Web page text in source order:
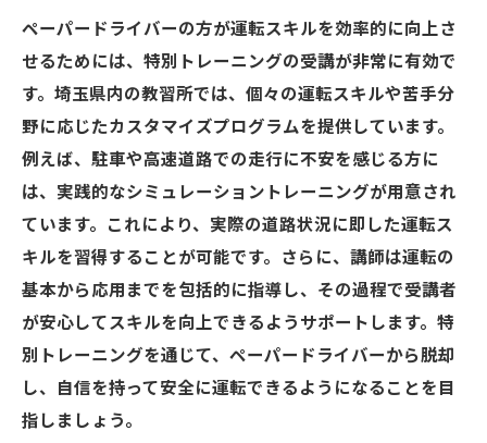
ペーパードライバーの方が運転スキルを効率的に向上さ
せるためには、特別トレーニングの受講が非常に有効で
す。埼玉県内の教習所では、個々の運転スキルや苦手分
野に応じたカスタマイズプログラムを提供しています。
例えば、駐車や高速道路での走行に不安を感じる方に
は、実践的なシミュレーショントレーニングが用意され
ています。これにより、実際の道路状況に即した運転ス
キルを習得することが可能です。さらに、講師は運転の
基本から応用までを包括的に指導し、その過程で受講者
が安心してスキルを向上できるようサポートします。特
別トレーニングを通じて、ペーパードライバーから脱却
し、自信を持って安全に運転できるようになることを目
指しましょう。